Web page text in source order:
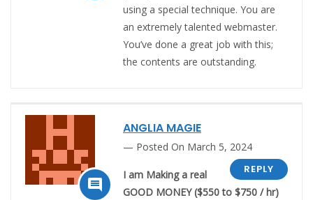
using a special technique. You are
an extremely talented webmaster.
You’ve done a great job with this;
the contents are outstanding.

ANGLIA MAGIE
Posted On March 5, 2024
REPLY
I am Making a real
GOOD MONEY ($550 to $750 / hr)